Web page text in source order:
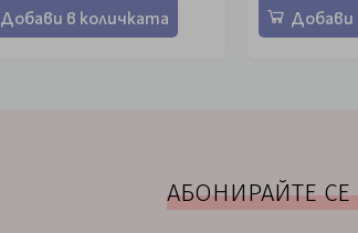
Добави в количката Добави
АБОНИРАЙТЕ